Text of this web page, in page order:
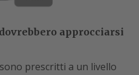
approcciarsi
prescritti a un livello